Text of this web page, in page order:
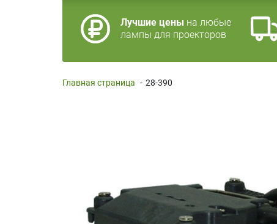
Лучшие цены на любые
лампы для проекторов
Главная страница - 28-390